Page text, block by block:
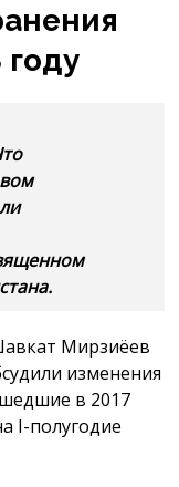
году
Мирзиёев
изменения
в 2017
I-полугодие